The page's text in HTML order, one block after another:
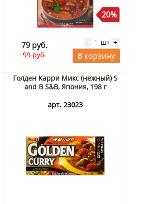
20%
79 руб.
99 руб.
- шт +
В корзину
Голден Карри Микс (нежный) S
and B S&B, Япония, 198 г
арт. 23023